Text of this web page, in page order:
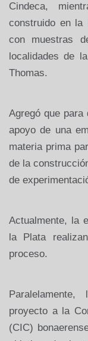
Cindeca,
construido en la
con muestras
localidades de
Thomas.
Agregó que
apoyo de una
materia prima
de la
de
Actualmente, la
la Plata
proceso.
proyecto a la
(CIC)